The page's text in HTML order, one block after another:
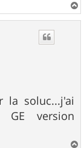
a
la soluc...j'ai
version